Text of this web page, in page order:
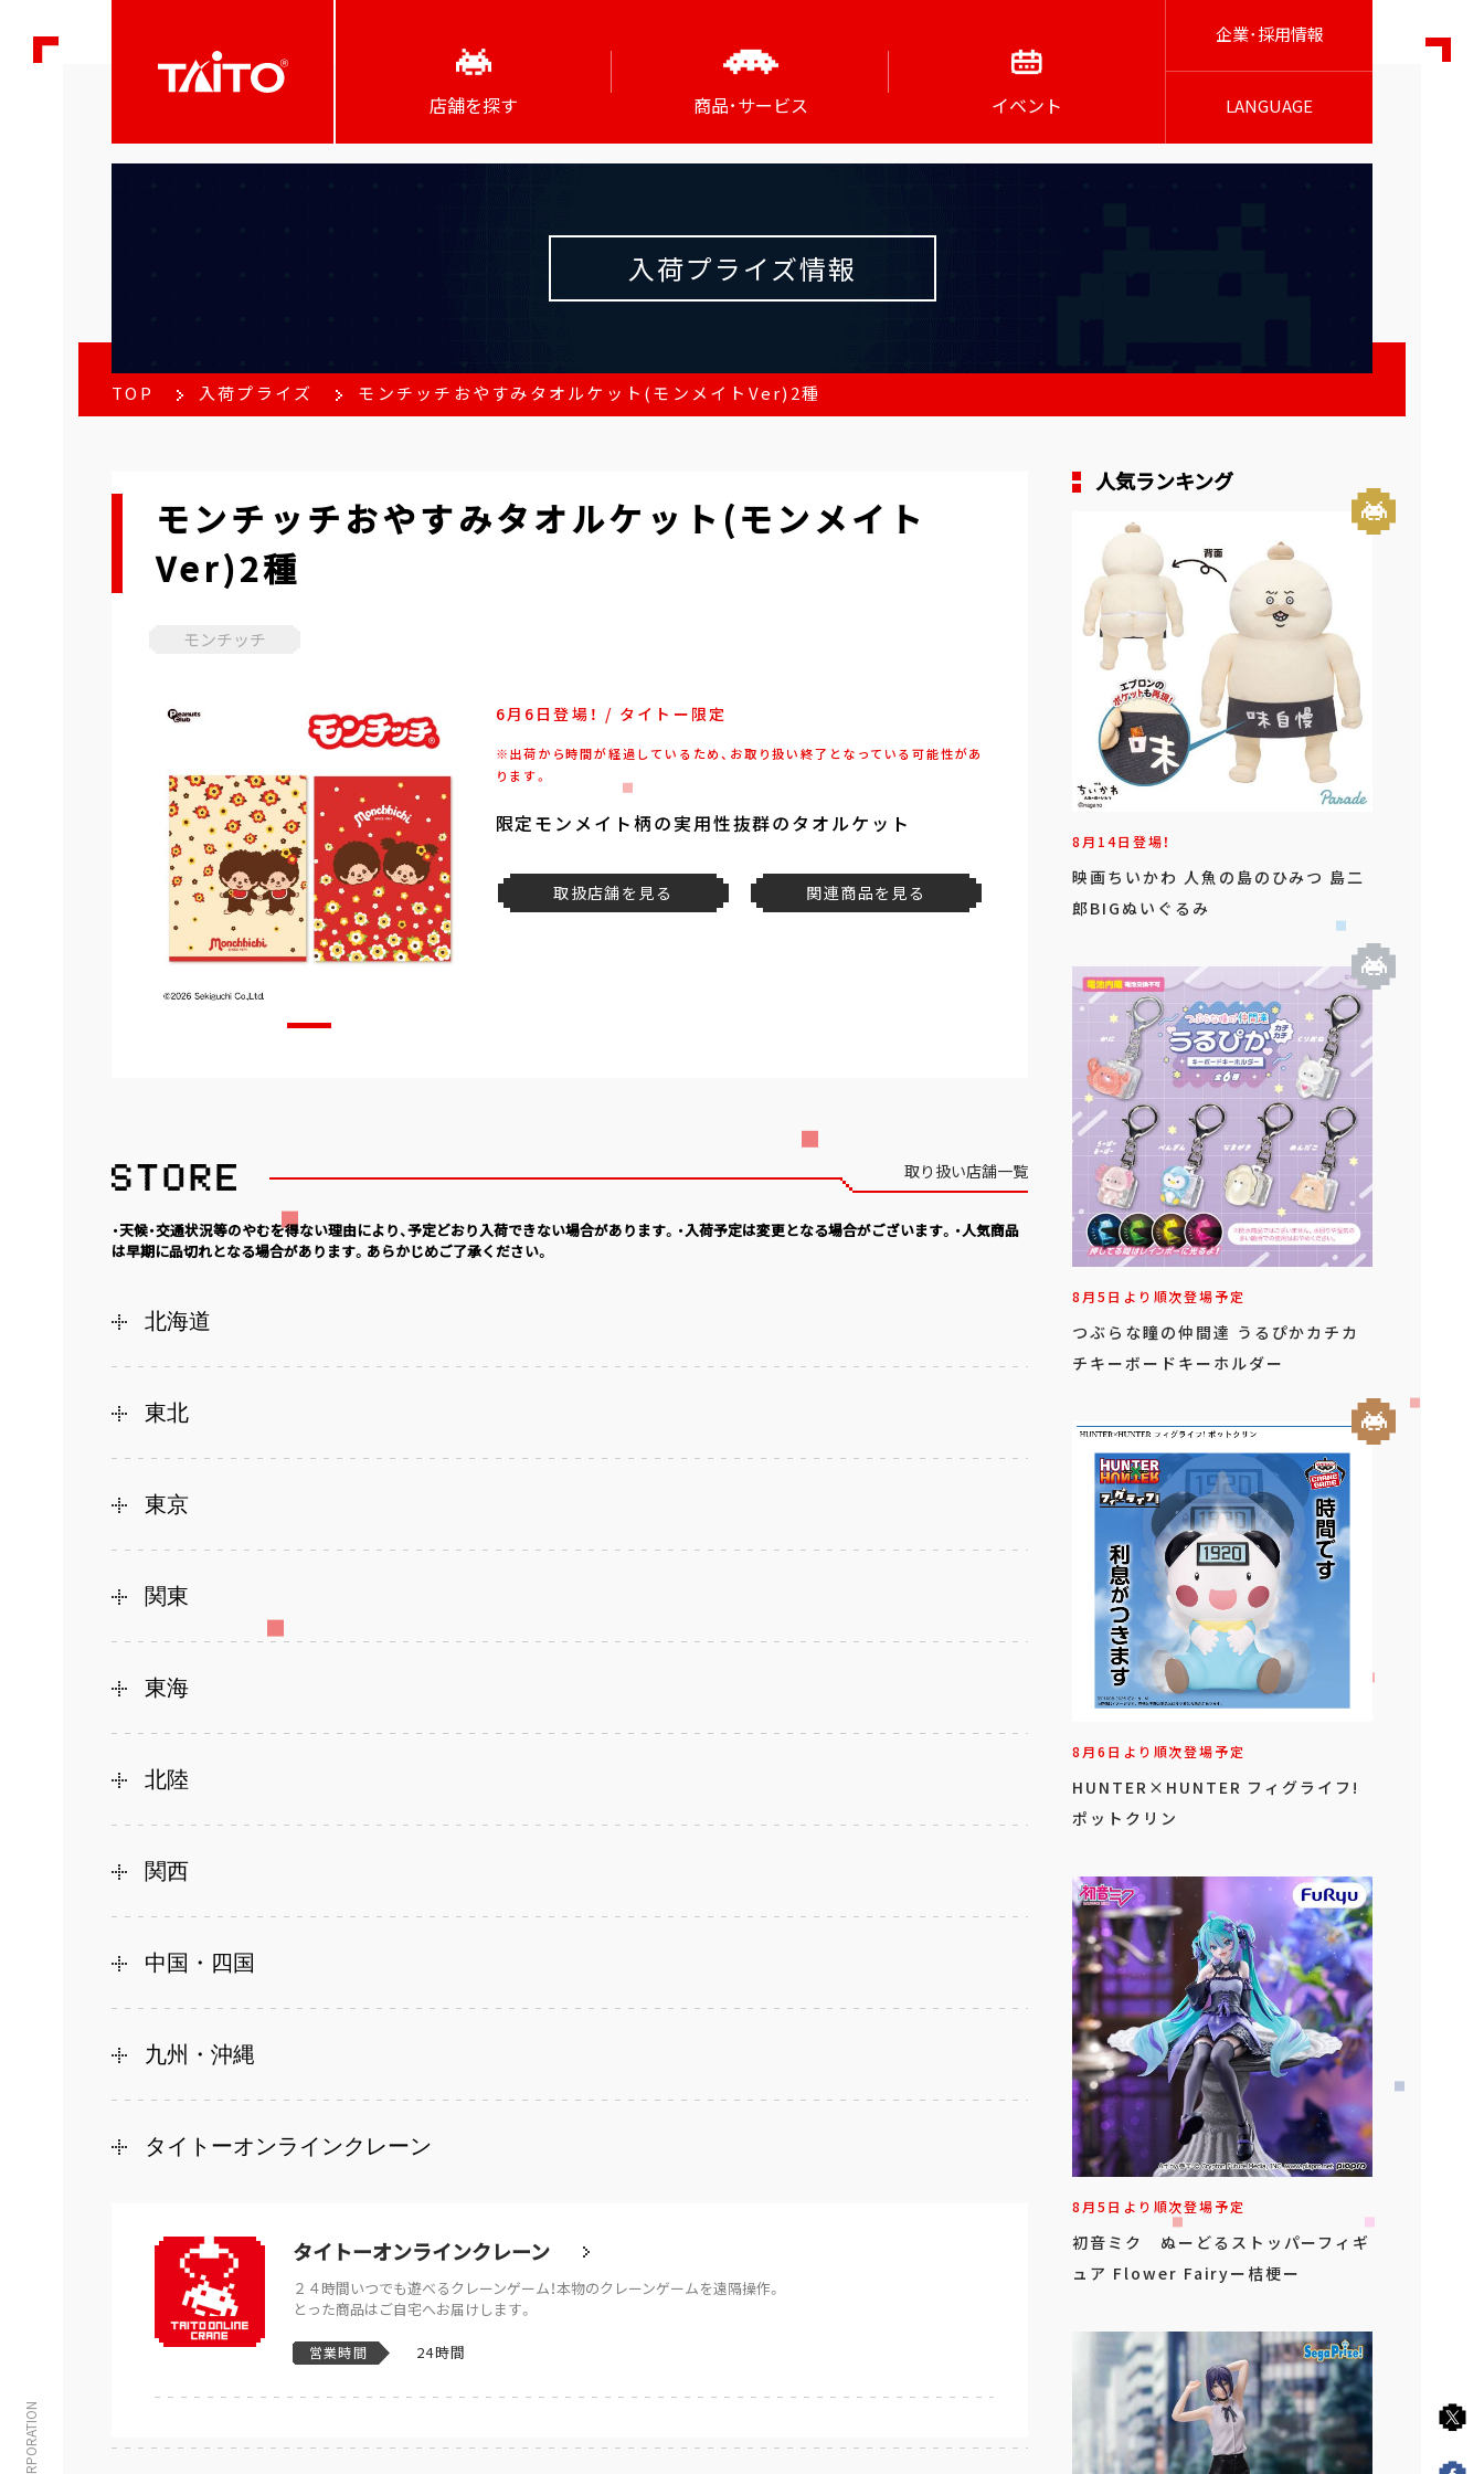
店舗を探す 商品･サービス イベント
企業･採用情報
LANGUAGE
入荷プライズ情報
TOP 入荷プライズ モンチッチおやすみタオルケット(モンメイトVer)2種
モンチッチおやすみタオルケット(モンメイト
Ver)2種
モンチッチ
6月6日登場！ / タイトー限定
※出荷から時間が経過しているため、お取り扱い終了となっている可能性があ
ります。
限定モンメイト柄の実用性抜群のタオルケット
取扱店舗を見る 関連商品を見る
取り扱い店舗一覧
・天候・交通状況等のやむを得ない理由により、予定どおり入荷できない場合があります。・入荷予定は変更となる場合がございます。・人気商品
は早期に品切れとなる場合があります。あらかじめご了承ください。
北海道
東北
東京
関東
東海
北陸
関西
中国・四国
九州・沖縄
タイトーオンラインクレーン
タイトーオンラインクレーン
２４時間いつでも遊べるクレーンゲーム！本物のクレーンゲームを遠隔操作。
とった商品はご自宅へお届けします。
営業時間 24時間
人気ランキング
8月14日登場！
映画ちいかわ 人魚の島のひみつ 島二
郎BIGぬいぐるみ
8月5日より順次登場予定
つぶらな瞳の仲間達 うるぴかカチカ
チキーボードキーホルダー
8月6日より順次登場予定
HUNTER×HUNTER フィグライフ!
ポットクリン
8月5日より順次登場予定
初音ミク ぬーどるストッパーフィギ
ュア Flower Fairyー桔梗ー